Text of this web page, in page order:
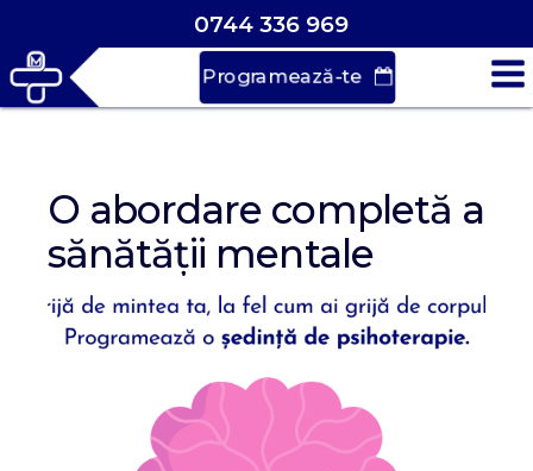
0744 336 969
Programează-te
Durează doar
30 de secunde
O abordare completă a
sănătății mentale